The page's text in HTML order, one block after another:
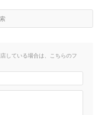
している場合は、こちらのフ